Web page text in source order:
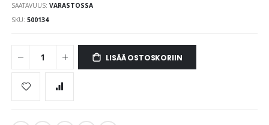
SAATAVUUS: VARASTOSSA
SKU 500134
LISÄÄ OSTOSKORIIN